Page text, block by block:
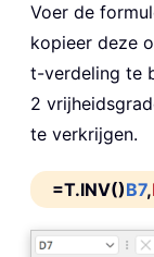
Voer de
kopieer deze
t-verdeling te
2
te verkrijgen.
=T.INV()B7,